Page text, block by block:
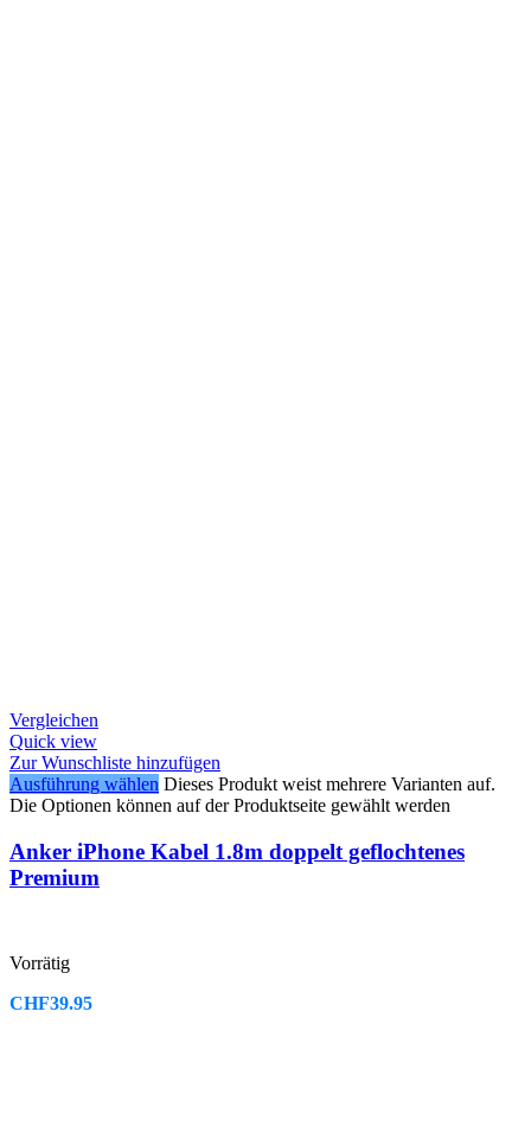
Vergleichen
Quick view
Zur Wunschliste hinzufügen
Ausführung wählen Dieses Produkt weist mehrere Varianten auf.
Die Optionen können auf der Produktseite gewählt werden
Anker iPhone Kabel 1.8m doppelt geflochtenes
Premium
Vorrätig
CHF39.95